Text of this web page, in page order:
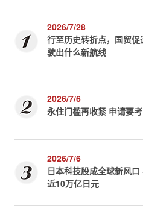
2026/7/28
行至历史转折点，国贸促
驶出什么新航线
2026/7/6
永住门槛再收紧 申请要
2026/7/6
日本科技股成全球新风
近10万亿日元